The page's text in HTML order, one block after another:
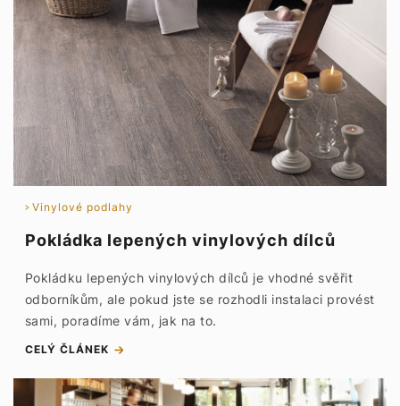
Vinylové podlahy
Pokládka lepených vinylových dílců
Pokládku lepených vinylových dílců je vhodné svěřit
odborníkům, ale pokud jste se rozhodli instalaci provést
sami, poradíme vám, jak na to.
CELÝ ČLÁNEK